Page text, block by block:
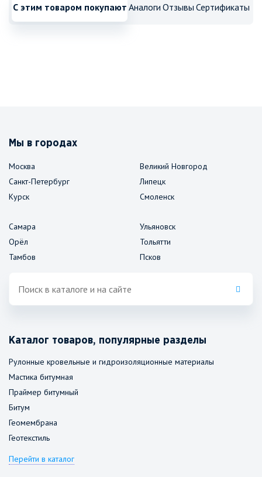
С этим товаром покупают Аналоги Отзывы Сертификаты
Мы в городах
Москва
Санкт-Петербург
Курск
Великий Новгород
Липецк
Смоленск
Самара
Орёл
Тамбов
Ульяновск
Тольятти
Псков
Каталог товаров, популярные разделы
Рулонные кровельные и гидроизоляционные материалы
Мастика битумная
Праймер битумный
Битум
Геомембрана
Геотекстиль
Перейти в каталог